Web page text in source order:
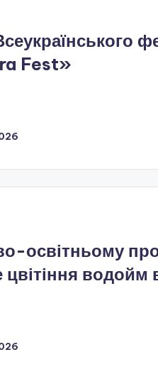
Fest»
освітньому
водойм